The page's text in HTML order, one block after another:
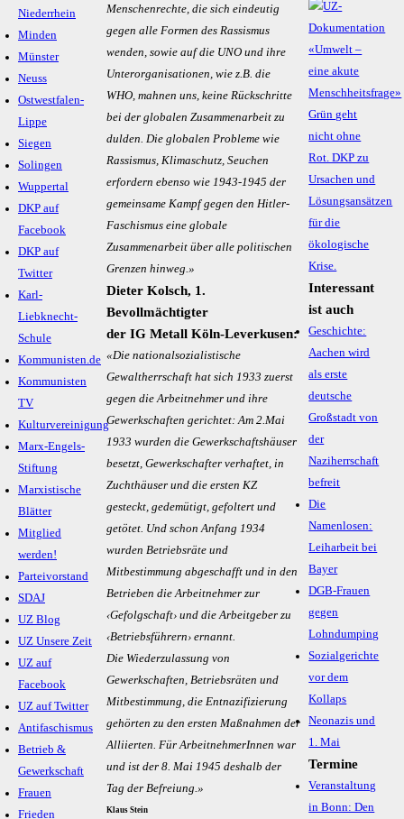
Niederrhein
Minden
Münster
Neuss
Ostwestfalen-
Lippe
Siegen
Solingen
Wuppertal
DKP auf
Facebook
DKP auf
Twitter
Karl-
Liebknecht-
Schule
Kommunisten.de
Kommunisten
TV
Kulturvereinigung
Marx-Engels-
Stiftung
Marxistische
Blätter
Mitglied
werden!
Parteivorstand
SDAJ
UZ Blog
UZ Unsere Zeit
UZ auf
Facebook
UZ auf Twitter
Antifaschismus
Betrieb &
Gewerkschaft
Frauen
Frieden
Menschenrechte, die sich eindeutig
gegen alle Formen des Rassismus
wenden, sowie auf die UNO und ihre
Unterorganisationen, wie z.B. die
WHO, mahnen uns, keine Rückschritte
bei der globalen Zusammenarbeit zu
dulden. Die globalen Probleme wie
Rassismus, Klimaschutz, Seuchen
erfordern ebenso wie 1943-1945 der
gemeinsame Kampf gegen den Hitler-
Faschismus eine globale
Zusammenarbeit über alle politischen
Grenzen hinweg.»
Dieter Kolsch, 1.
Bevollmächtigter
der IG Metall Köln-Leverkusen:
«Die nationalsozialistische
Gewaltherrschaft hat sich 1933 zuerst
gegen die Arbeitnehmer und ihre
Gewerkschaften gerichtet: Am 2.Mai
1933 wurden die Gewerkschaftshäuser
besetzt, Gewerkschafter verhaftet, in
Zuchthäuser und die ersten KZ
gesteckt, gedemütigt, gefoltert und
getötet. Und schon Anfang 1934
wurden Betriebsräte und
Mitbestimmung abgeschafft und in den
Betrieben die Arbeitnehmer zur
‹Gefolgschaft› und die Arbeitgeber zu
‹Betriebsführern› ernannt.
Die Wiederzulassung von
Gewerkschaften, Betriebsräten und
Mitbestimmung, die Entnazifizierung
gehörten zu den ersten Maßnahmen der
Alliierten. Für ArbeitnehmerInnen war
und ist der 8. Mai 1945 deshalb der
Tag der Befreiung.»
Klaus Stein
Interessant
ist auch
Geschichte:
Aachen wird
als erste
deutsche
Großstadt von
der
Naziherrschaft
befreit
Die
Namenlosen:
Leiharbeit bei
Bayer
DGB-Frauen
gegen
Lohndumping
Sozialgerichte
vor dem
Kollaps
Neonazis und
1. Mai
Termine
Veranstaltung
in Bonn: Den